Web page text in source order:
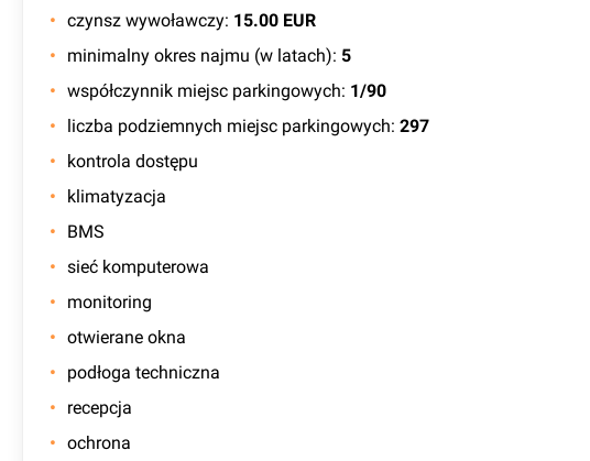
czynsz wywoławczy: 15.00 EUR
minimalny okres najmu (w latach): 5
współczynnik miejsc parkingowych: 1/90
liczba podziemnych miejsc parkingowych: 297
kontrola dostępu
klimatyzacja
BMS
sieć komputerowa
monitoring
otwierane okna
podłoga techniczna
recepcja
ochrona